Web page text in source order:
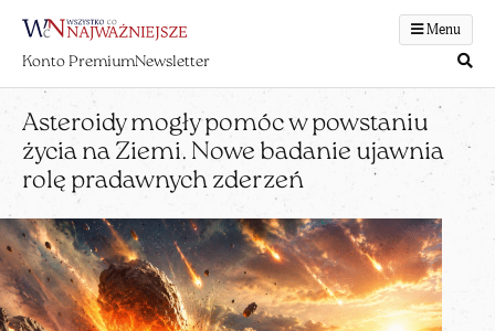
Menu
Konto PremiumNewsletter
Asteroidy mogły pomóc w powstaniu
życia na Ziemi. Nowe badanie ujawnia
rolę pradawnych zderzeń